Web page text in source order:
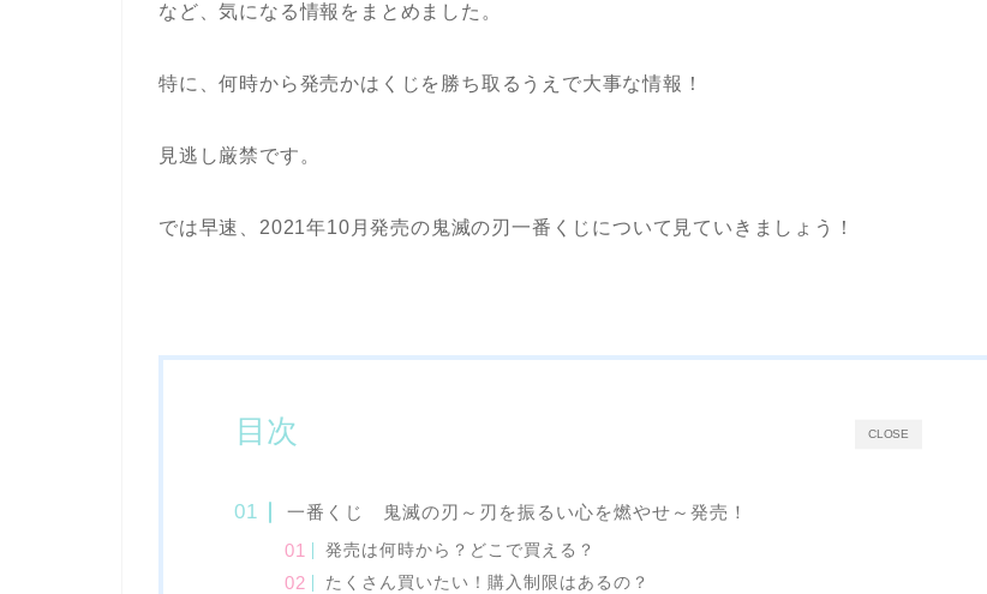
など、気になる情報をまとめました。
特に、何時から発売かはくじを勝ち取るうえで大事な情報！
見逃し厳禁です。
では早速、2021年10月発売の鬼滅の刃一番くじについて見ていきましょう！
CLOSE
目次
一番くじ 鬼滅の刃～刃を振るい心を燃やせ～発売！
発売は何時から？どこで買える？
たくさん買いたい！購入制限はあるの？